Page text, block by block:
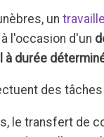
un
l'occasion d'un
à durée
des
le transfert de